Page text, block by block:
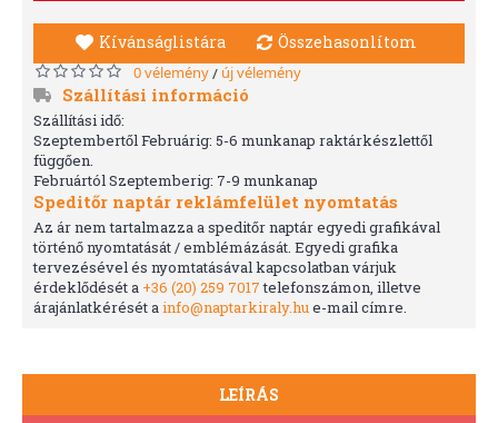
Kívánságlistára Összehasonlítom
0 vélemény/ új vélemény
Szállítási információ
Szállítási idő:
Szeptembertől Februárig: 5-6 munkanap raktárkészlettől
függően.
Februártól Szeptemberig: 7-9 munkanap
Speditőr naptár reklámfelület nyomtatás
Az ár nem tartalmazza a speditőr naptár egyedi grafikával
történő nyomtatását / emblémázását. Egyedi grafika
tervezésével és nyomtatásával kapcsolatban várjuk
érdeklődését a +36 (20) 259 7017telefonszámon, illetve
árajánlatkérését ainfo@naptarkiraly.hue-mail címre.
LEÍRÁS